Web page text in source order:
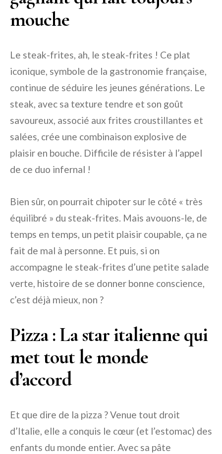
mouche
Le steak-frites, ah, le steak-frites ! Ce plat
iconique, symbole de la gastronomie française,
continue de séduire les jeunes générations. Le
steak, avec sa texture tendre et son goût
savoureux, associé aux frites croustillantes et
salées, crée une combinaison explosive de
plaisir en bouche. Difficile de résister à l’appel
de ce duo infernal !
Bien sûr, on pourrait chipoter sur le côté « très
équilibré » du steak-frites. Mais avouons-le, de
temps en temps, un petit plaisir coupable, ça ne
fait de mal à personne. Et puis, si on
accompagne le steak-frites d’une petite salade
verte, histoire de se donner bonne conscience,
c’est déjà mieux, non ?
Pizza : La star italienne qui
met tout le monde
d’accord
Et que dire de la pizza ? Venue tout droit
d’Italie, elle a conquis le cœur (et l’estomac) des
enfants du monde entier. Avec sa pâte